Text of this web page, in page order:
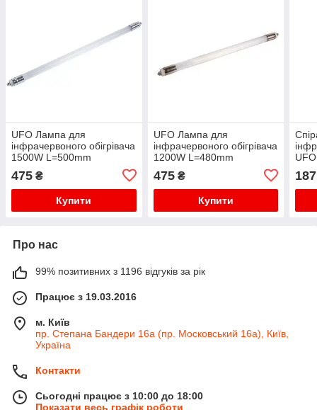
UFO Лампа для
інфрачервоного обігрівача
1500W L=500mm
475 ₴
Купити
UFO Лампа для
інфрачервоного обігрівача
1200W L=480mm
475₴
Купити
187
Про нас
99% позитивних з 1196 відгуків за рік
Працює з 19.03.2016
м. Київ
пр. Степана Бандери 16а (пр. Московський 16а), Київ,
Україна
Контакти
Сьогодні працює з 10:00 до 18:00
Показати весь графік роботи